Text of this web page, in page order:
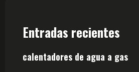
Entradas recientes
calentadores de agua a gas